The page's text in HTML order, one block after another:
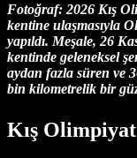
Fotoğraf: 2026 Kış
kentine ulaşmasıyla
yapıldı. Meşale, 26
kentinde geleneksel
aydan fazla süren ve
bin kilometrelik bir
Kış